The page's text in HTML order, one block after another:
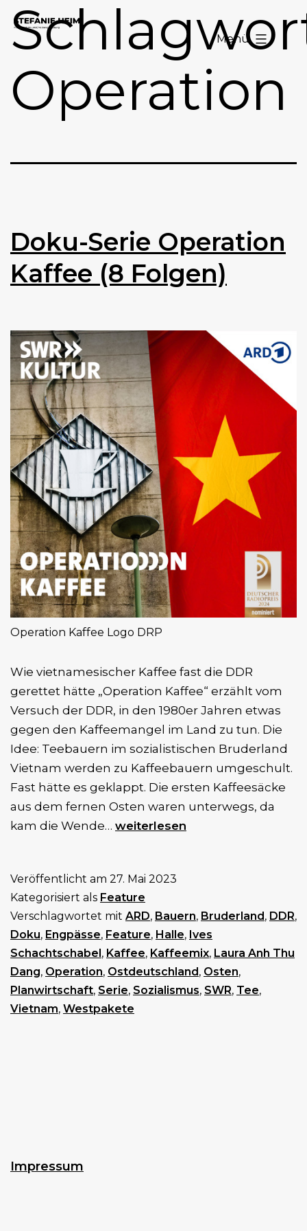
Zum
Inhalt
Stefanie
Heim
Menü
Operation
Doku-Serie Operation
Kaffee (8 Folgen)
Operation Kaffee Logo DRP
Wie vietnamesischer Kaffee fast die DDR
gerettet hätte „Operation Kaffee“ erzählt vom
Versuch der DDR, in den 1980er Jahren etwas
gegen den Kaffeemangel im Land zu tun. Die
Idee: Teebauern im sozialistischen Bruderland
Vietnam werden zu Kaffeebauern umgeschult.
Fast hätte es geklappt. Die ersten Kaffeesäcke
aus dem fernen Osten waren unterwegs, da
kam die Wende… Doku-
Kaffee
(8
Folgen)
weiterlesen
Veröffentlicht am 27. Mai 2023
Kategorisiert als Feature
Verschlagwortet mit ARD, Bauern, Bruderland, DDR,
Doku, Engpässe, Feature, Halle, Ives
Schachtschabel, Kaffee, Kaffeemix, Laura Anh Thu
Dang, Operation, Ostdeutschland, Osten,
Planwirtschaft, Serie, Sozialismus, SWR, Tee,
Vietnam, Westpakete
Impressum